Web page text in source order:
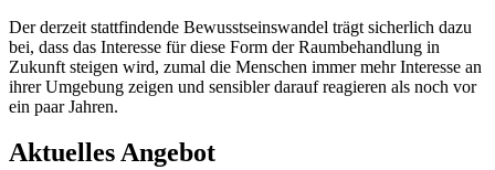
Der derzeit stattfindende Bewusstseinswandel trägt sicherlich dazu
bei, dass das Interesse für diese Form der Raumbehandlung in
Zukunft steigen wird, zumal die Menschen immer mehr Interesse an
ihrer Umgebung zeigen und sensibler darauf reagieren als noch vor
ein paar Jahren.
Aktuelles Angebot